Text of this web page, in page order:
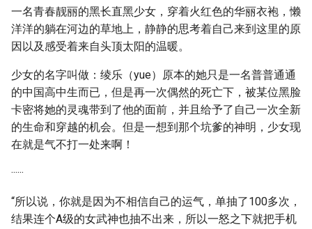
一名青春靓丽的黑长直黑少女，穿着火红色的华丽衣袍，懒
洋洋的躺在河边的草地上，静静的思考着自己来到这里的原
因以及感受着来自头顶太阳的温暖。
少女的名字叫做：绫乐（yue）原本的她只是一名普普通通
的中国高中生而已，但是再一次偶然的死亡下，被某位黑脸
卡密将她的灵魂带到了他的面前，并且给予了自己一次全新
的生命和穿越的机会。但是一想到那个坑爹的神明，少女现
在就是气不打一处来啊！
······
“所以说，你就是因为不相信自己的运气，单抽了100多次，
结果连个A级的女武神也抽不出来，所以一怒之下就把手机